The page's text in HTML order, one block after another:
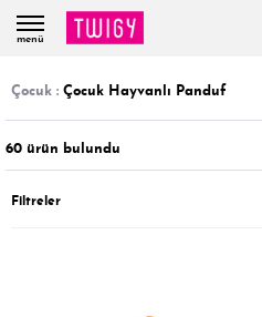
menü
çocuk : Çocuk Hayvanlı Panduf
60 ürün bulundu
Filtreler